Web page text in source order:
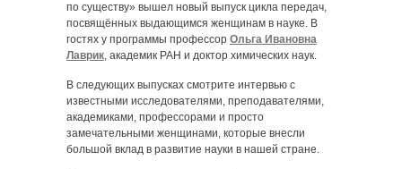
по существу» вышел новый выпуск цикла передач,
посвящённых выдающимся женщинам в науке. В
гостях у программы профессор Ольга Ивановна
Лаврик, академик РАН и доктор химических наук.
В следующих выпусках смотрите интервью с
известными исследователями, преподавателями,
академиками, профессорами и просто
замечательными женщинами, которые внесли
большой вклад в развитие науки в нашей стране.